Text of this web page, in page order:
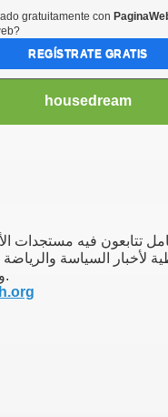
housedream
تتابعون فيه مستجدات
لأخبار السياسة والرياضة
والفن والتكنولوجيا.
gratuitamente con
REGÍSTRATE GRATIS